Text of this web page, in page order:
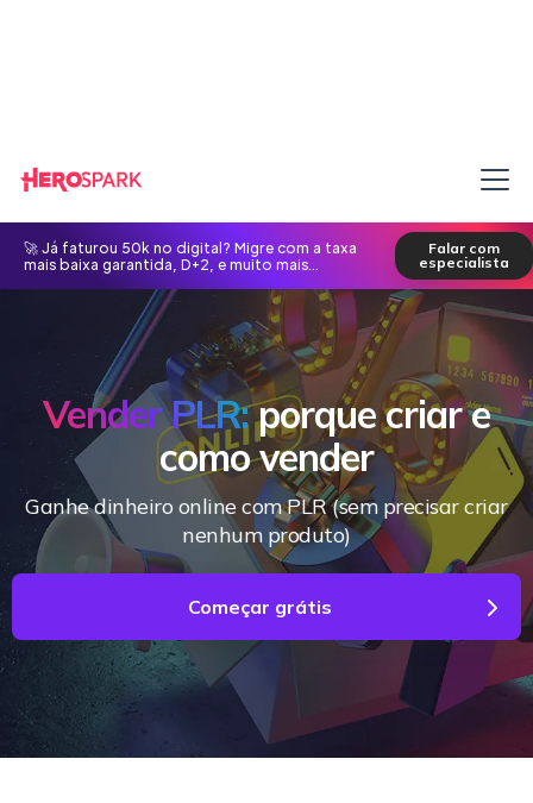
🚀 Já faturou 50k no digital? Migre com a taxa
mais baixa garantida, D+2, e muito mais...
Falar com
especialista
Vender PLR:porque criar e
como vender
Ganhe dinheiro online com PLR (sem precisar criar
nenhum produto)
Começar grátis